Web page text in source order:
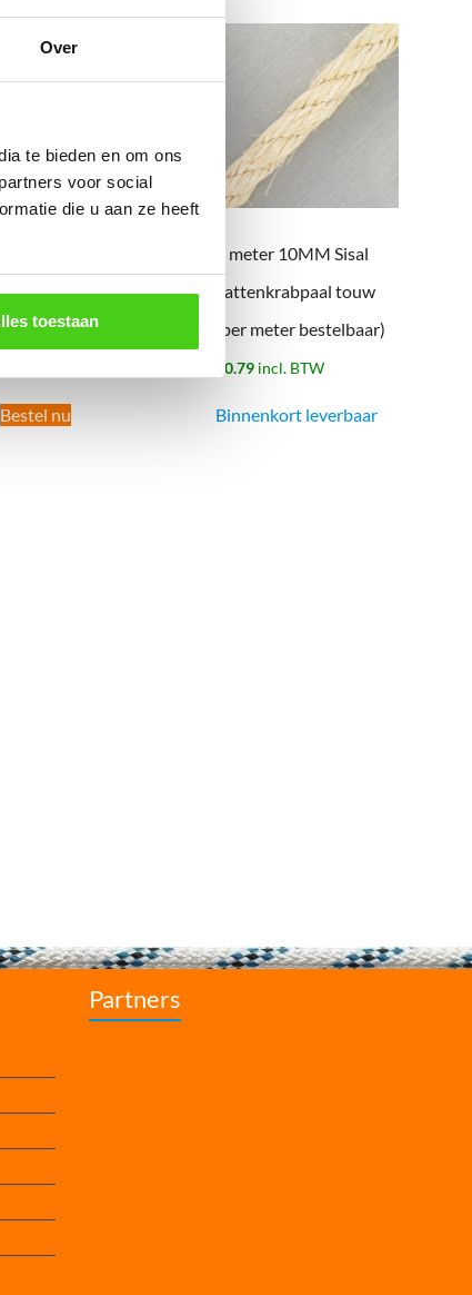
Over
te bieden en om ons
voor social
die u aan ze heeft
toestaan
kattenkrabpalen touw
(per tros)
Bestel nu
1 meter 10MM Sisal
kattenkrabpaal touw
(per meter bestelbaar)
0.79 incl. BTW
Binnenkort leverbaar
Partners